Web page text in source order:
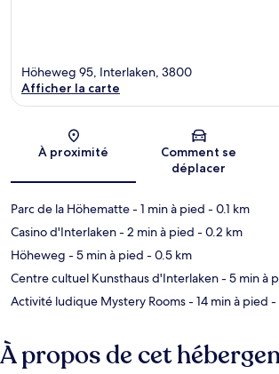
Carte
Höheweg 95, Interlaken, 3800
Afficher la carte
À proximité
Comment se
déplacer
Parc de la Höhematte- 1 min à pied - 0.1 km
Casino d'Interlaken- 2 min à pied - 0.2 km
Höheweg - 5 min à pied - 0.5 km
Centre cultuel Kunsthaus d'Interlaken- 5 min à
Activité ludique Mystery Rooms- 14 min à pied -
À propos de cet